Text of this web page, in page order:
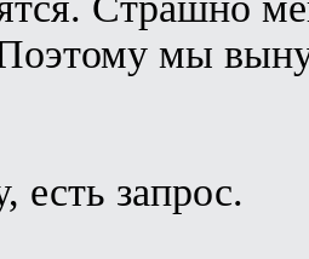
мы
запрос.